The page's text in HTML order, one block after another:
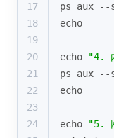
17
ps aux --
18
echo
19
20
echo
"4.
21
ps aux --
22
echo
23
24
echo
"5.